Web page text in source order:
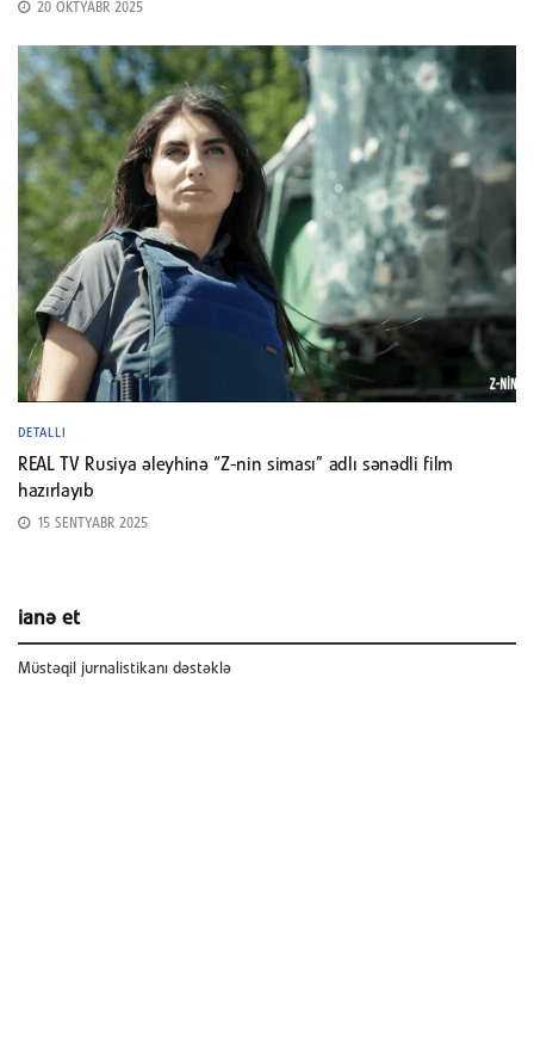
20 OKTYABR 2025
DETALLI
REAL TV Rusiya əleyhinə “Z-nin siması” adlı sənədli film
hazırlayıb
15 SENTYABR 2025
ianə et
Müstəqil jurnalistikanı dəstəklə